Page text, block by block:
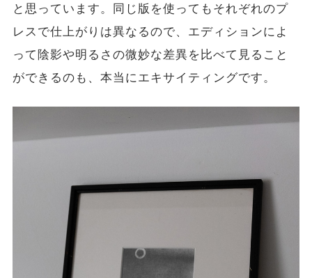
と思っています。同じ版を使ってもそれぞれのプ
レスで仕上がりは異なるので、エディションによ
って陰影や明るさの微妙な差異を比べて見ること
ができるのも、本当にエキサイティングです。